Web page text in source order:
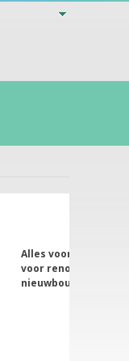
Alles voor uw
voor renovatie en
nieuwbouw.